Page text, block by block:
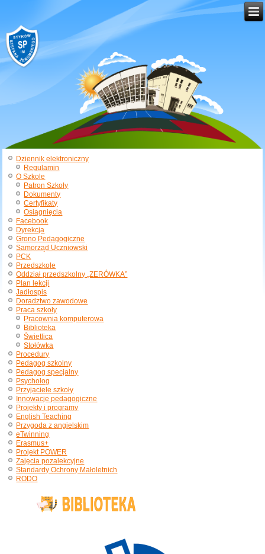
Dziennik elektroniczny
Regulamin
O Szkole
Patron Szkoły
Dokumenty
Certyfikaty
Osiągnięcia
Facebook
Dyrekcja
Grono Pedagogiczne
Samorząd Uczniowski
PCK
Przedszkole
Oddział przedszkolny „ZERÓWKA”
Plan lekcji
Jadłospis
Doradztwo zawodowe
Praca szkoły
Pracownia komputerowa
Biblioteka
Świetlica
Stołówka
Procedury
Pedagog szkolny
Pedagog specjalny
Psycholog
Przyjaciele szkoły
Innowacje pedagogiczne
Projekty i programy
English Teaching
Przygoda z angielskim
eTwinning
Erasmus+
Projekt POWER
Zajęcia pozalekcyjne
Standardy Ochrony Małoletnich
RODO